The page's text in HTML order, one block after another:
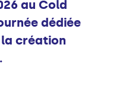
au Cold
dédiée
création